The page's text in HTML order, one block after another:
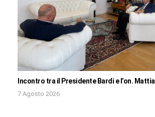
Incontro tra il Presidente Bardi e l’on. Mattia
7 Agosto 2026